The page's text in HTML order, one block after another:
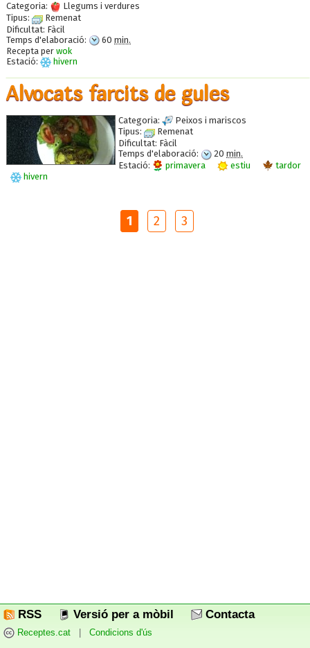
Categoria:
Llegums i verdures
Tipus:
Remenat
Dificultat: Fàcil
Temps d'elaboració:
60 min.
Recepta per wok
Estació:
hivern
Alvocats farcits de gules
Categoria:
Peixos i mariscos
Tipus:
Remenat
Dificultat: Fàcil
Temps d'elaboració:
20 min.
Estació:
primavera estiu
tardor
hivern
1 2 3
RSS Versió per a mòbil Contacta
Receptes.cat Condicions d'ús